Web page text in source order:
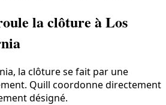
la clôture à Los
la clôture se fait par une
Quill coordonne directement
désigné.